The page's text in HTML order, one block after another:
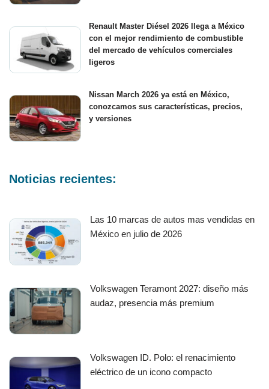
Renault Master Diésel 2026 llega a México
con el mejor rendimiento de combustible
del mercado de vehículos comerciales
ligeros
Nissan March 2026 ya está en México,
conozcamos sus características, precios,
y versiones
Noticias recientes:
Las 10 marcas de autos mas vendidas en
México en julio de 2026
Volkswagen Teramont 2027: diseño más
audaz, presencia más premium
Volkswagen ID. Polo: el renacimiento
eléctrico de un icono compacto